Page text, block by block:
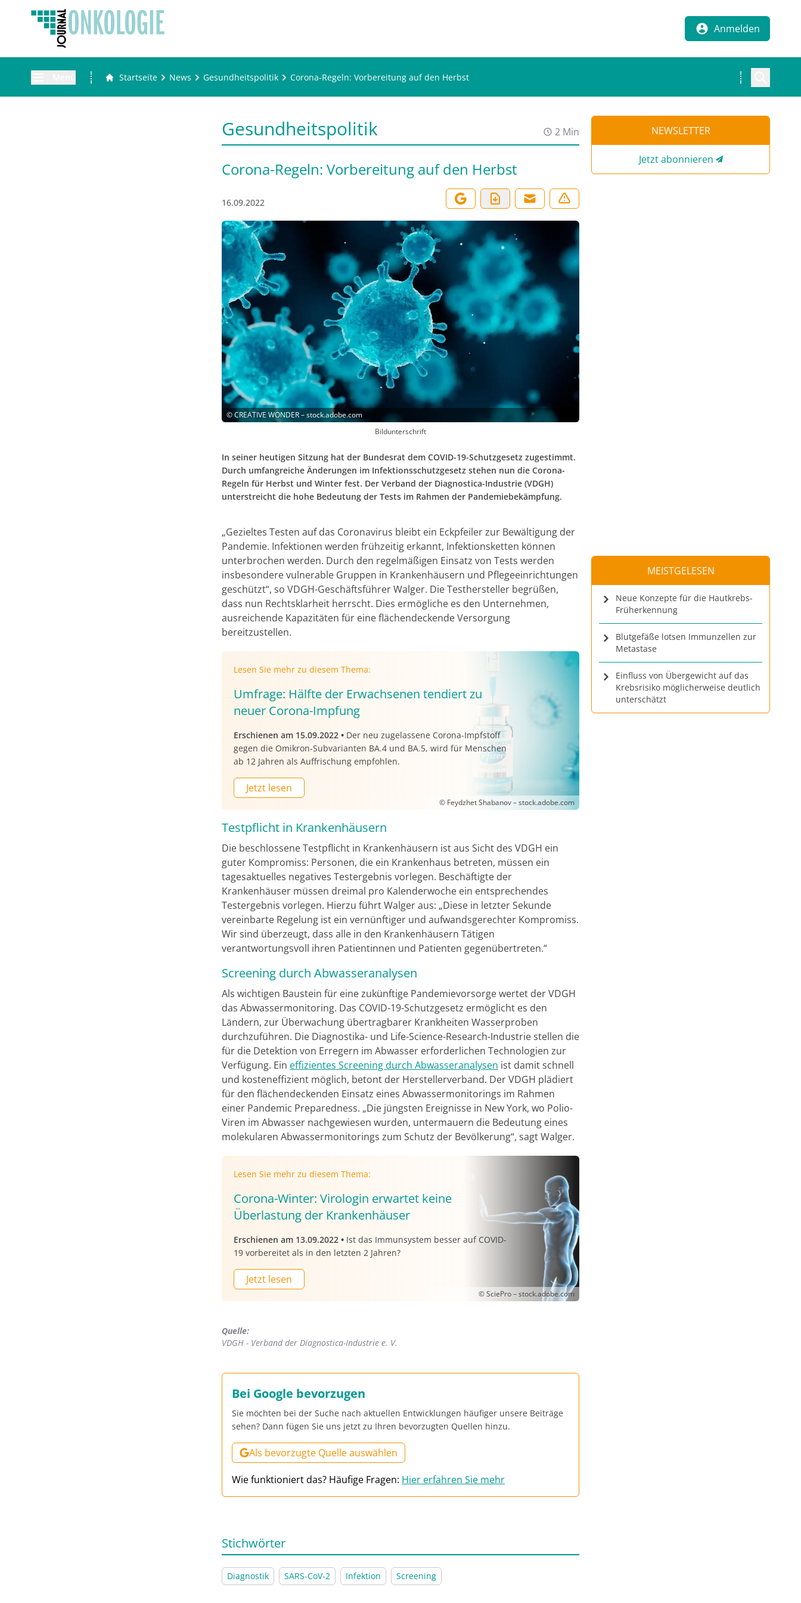
Anmelden
Startseite News Gesundheitspolitik Corona-Regeln: Vorbereitung auf den Herbst
Gesundheitspolitik 2 Min
Corona-Regeln: Vorbereitung auf den Herbst
16.09.2022
©CREATIVE WONDER – stock.adobe.com
Bildunterschrift
In seiner heutigen Sitzung hat der Bundesrat dem COVID-19-Schutzgesetz zugestimmt.
Durch umfangreiche Änderungen im Infektionsschutzgesetz stehen nun die Corona-
Regeln für Herbst und Winter fest. Der Verband der Diagnostica-Industrie (VDGH)
unterstreicht die hohe Bedeutung der Tests im Rahmen der Pandemiebekämpfung.
„Gezieltes Testen auf das Coronavirus bleibt ein Eckpfeiler zur Bewältigung der
Pandemie. Infektionen werden frühzeitig erkannt, Infektionsketten können
unterbrochen werden. Durch den regelmäßigen Einsatz von Tests werden
insbesondere vulnerable Gruppen in Krankenhäusern und Pflegeeinrichtungen
geschützt“, so VDGH-Geschäftsführer Walger. Die Testhersteller begrüßen,
dass nun Rechtsklarheit herrscht. Dies ermögliche es den Unternehmen,
ausreichende Kapazitäten für eine flächendeckende Versorgung
bereitzustellen.
Lesen Sie mehr zu diesem Thema:
Umfrage: Hälfte der Erwachsenen tendiert zu
neuer Corona-Impfung
Erschienen am 15.09.2022 • Der neu zugelassene Corona-Impfstoff
gegen die Omikron-Subvarianten BA.4 und BA.5, wird für Menschen
ab 12 Jahren als Auffrischung empfohlen.
Jetzt lesen
© Feydzhet Shabanov – stock.adobe.com
Testpflicht in Krankenhäusern
Die beschlossene Testpflicht in Krankenhäusern ist aus Sicht des VDGH ein
guter Kompromiss: Personen, die ein Krankenhaus betreten, müssen ein
tagesaktuelles negatives Testergebnis vorlegen. Beschäftigte der
Krankenhäuser müssen dreimal pro Kalenderwoche ein entsprechendes
Testergebnis vorlegen. Hierzu führt Walger aus: „Diese in letzter Sekunde
vereinbarte Regelung ist ein vernünftiger und aufwandsgerechter Kompromiss.
Wir sind überzeugt, dass alle in den Krankenhäusern Tätigen
verantwortungsvoll ihren Patientinnen und Patienten gegenübertreten.“
Screening durch Abwasseranalysen
Als wichtigen Baustein für eine zukünftige Pandemievorsorge wertet der VDGH
das Abwassermonitoring. Das COVID-19-Schutzgesetz ermöglicht es den
Ländern, zur Überwachung übertragbarer Krankheiten Wasserproben
durchzuführen. Die Diagnostika- und Life-Science-Research-Industrie stellen die
für die Detektion von Erregern im Abwasser erforderlichen Technologien zur
Verfügung. Ein effizientes Screening durch Abwasseranalysen ist damit schnell
und kosteneffizient möglich, betont der Herstellerverband. Der VDGH plädiert
für den flächendeckenden Einsatz eines Abwassermonitorings im Rahmen
einer Pandemic Preparedness. „Die jüngsten Ereignisse in New York, wo Polio-
Viren im Abwasser nachgewiesen wurden, untermauern die Bedeutung eines
molekularen Abwassermonitorings zum Schutz der Bevölkerung“, sagt Walger.
Lesen Sie mehr zu diesem Thema:
Corona-Winter: Virologin erwartet keine
Überlastung der Krankenhäuser
Erschienen am 13.09.2022 • Ist das Immunsystem besser auf COVID-
19 vorbereitet als in den letzten 2 Jahren?
Jetzt lesen
© SciePro – stock.adobe.com
Quelle:
VDGH - Verband der Diagnostica-Industrie e. V.
Bei Google bevorzugen
Sie möchten bei der Suche nach aktuellen Entwicklungen häufiger unsere Beiträge
sehen? Dann fügen Sie uns jetzt zu Ihren bevorzugten Quellen hinzu.
Als bevorzugte Quelle auswählen
Wie funktioniert das? Häufige Fragen: Hier erfahren Sie mehr
Stichwörter
Diagnostik SARS-CoV-2 Infektion Screening
NEWSLETTER
Jetzt abonnieren
MEISTGELESEN
Neue Konzepte für die Hautkrebs-
Früherkennung
Blutgefäße lotsen Immunzellen zur
Metastase
Einfluss von Übergewicht auf das
Krebsrisiko möglicherweise deutlich
unterschätzt